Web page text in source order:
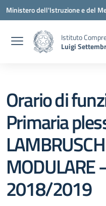
Vai ai contenuti
Vai al menu di navigazione
Vai al footer
Ministero dell'Istruzione e del
Istituto
Luigi
Orario di
Primaria
MODULARE
2018/2019